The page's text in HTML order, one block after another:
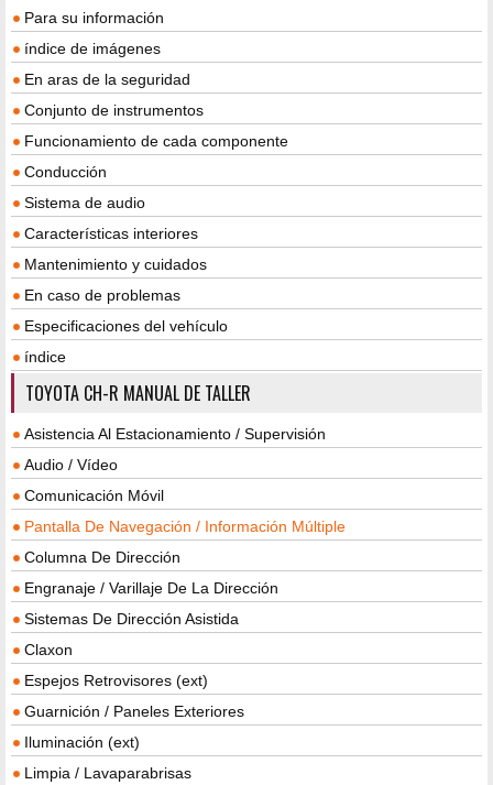
Para su información
índice de imágenes
En aras de la seguridad
Conjunto de instrumentos
Funcionamiento de cada componente
Conducción
Sistema de audio
Características interiores
Mantenimiento y cuidados
En caso de problemas
Especificaciones del vehículo
índice
TOYOTA CH-R MANUAL DE TALLER
Asistencia Al Estacionamiento / Supervisión
Audio / Vídeo
Comunicación Móvil
Pantalla De Navegación / Información Múltiple
Columna De Dirección
Engranaje / Varillaje De La Dirección
Sistemas De Dirección Asistida
Claxon
Espejos Retrovisores (ext)
Guarnición / Paneles Exteriores
Iluminación (ext)
Limpia / Lavaparabrisas